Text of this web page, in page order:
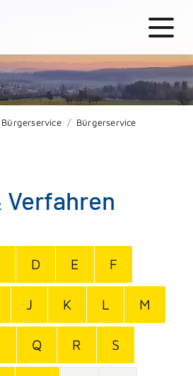
Bürgerservice
Verfahren
D E F
J K L M
Q R S